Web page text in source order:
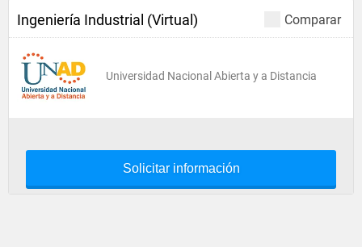
Comparar
Ingeniería Industrial (Virtual)
Universidad Nacional Abierta y a Distancia
Solicitar información